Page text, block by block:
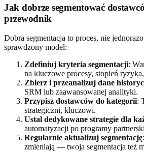
Jak dobrze segmentować
przewodnik
Dobra segmentacja to proces, nie
sprawdzony model:
Zdefiniuj kryteria segmentacji:
na kluczowe procesy, stopień
Zbierz i przeanalizuj dane
SRM lub zaawansowanej analityki.
Przypisz dostawców do kategorii:
strategiczni, kluczowi.
Ustal dedykowane strategie dla
automatyzacji po programy
Regularnie aktualizuj segmentację
zmieniają — twoja segmentacja też